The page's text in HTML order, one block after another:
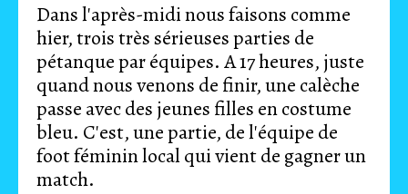
Dans l'après-midi nous faisons comme
hier, trois très sérieuses parties de
pétanque par équipes. A 17 heures, juste
quand nous venons de finir, une calèche
passe avec des jeunes filles en costume
bleu. C'est, une partie, de l'équipe de
foot féminin local qui vient de gagner un
match.